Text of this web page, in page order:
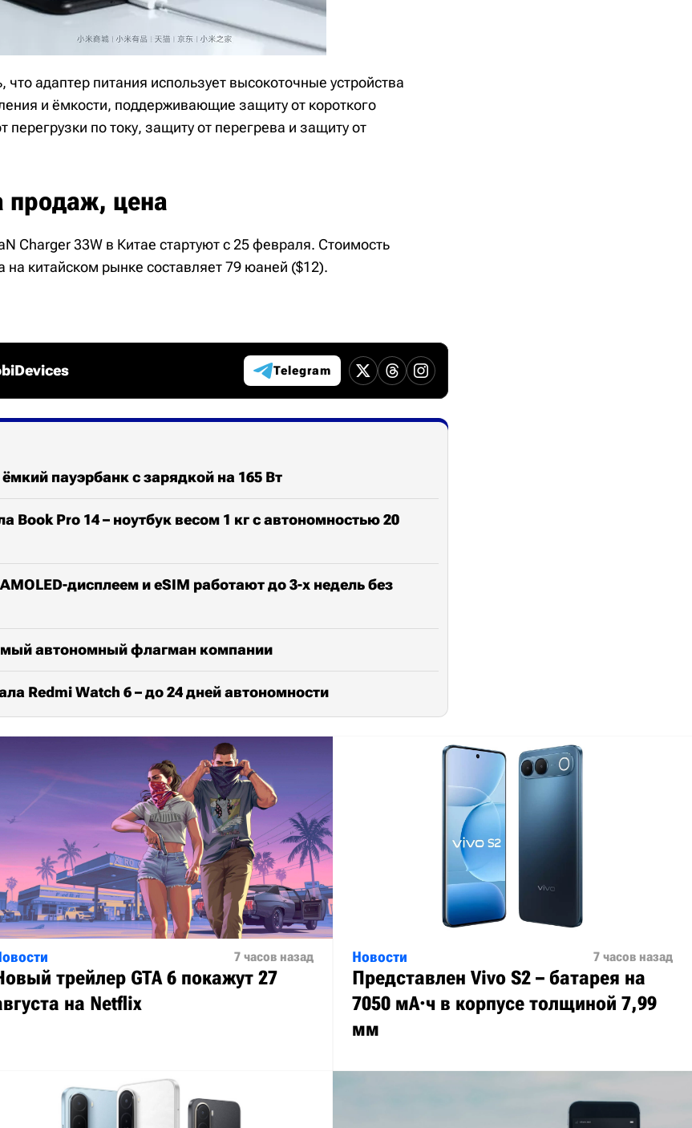
что адаптер питания использует высокоточные устройства
и ёмкости, поддерживающие защиту от короткого
по току, защиту от перегрева и защиту от
продаж, цена
Charger 33W в Китае стартуют с 25 февраля. Стоимость
на китайском рынке составляет 79 юаней ($12).
Telegram
пауэрбанк с зарядкой на 165 Вт
Book Pro 14 – ноутбук весом 1 кг с автономностью 20
дисплеем и eSIM работают до 3-х недель без
автономный флагман компании
Redmi Watch 6 – до 24 дней автономности
7 часов назад
трейлер GTA 6 покажут 27
на Netflix
Новости 7 часов назад
Представлен Vivo S2 – батарея на
7050 мА·ч в корпусе толщиной 7,99
мм